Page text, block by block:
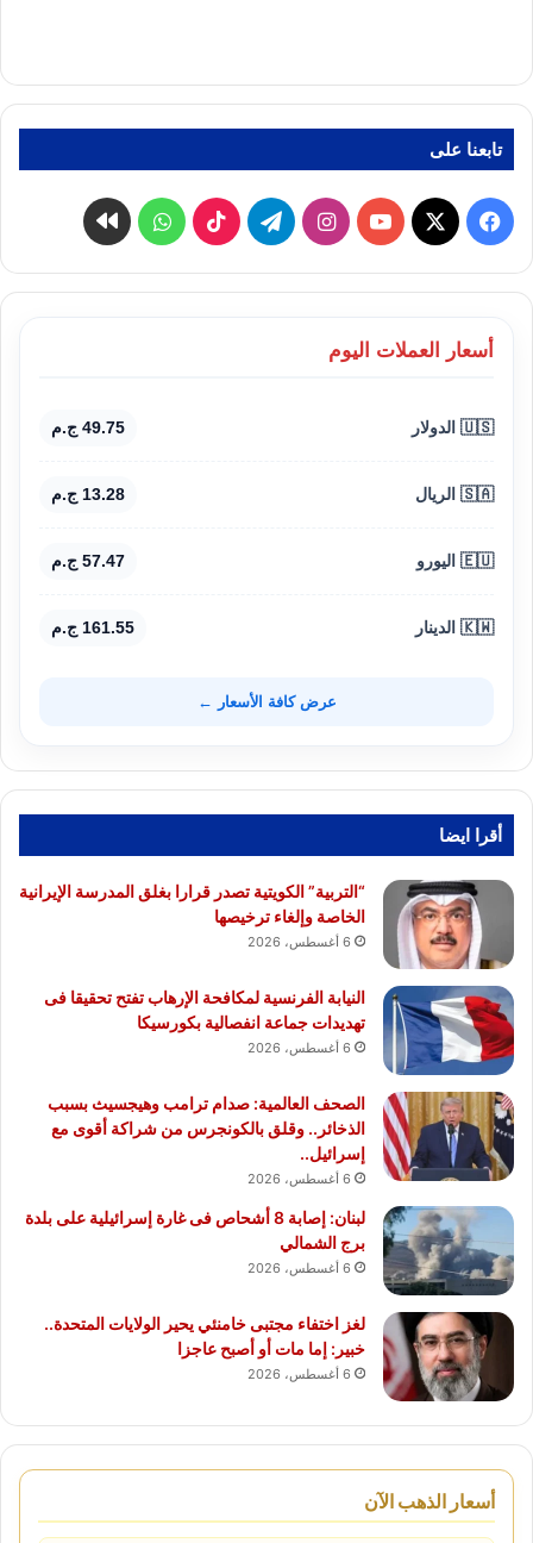
تابعنا على
فيسبوك
‫X
‫YouTubeانستقرامتيلقرام ‫TikTokواتسابكواى
أسعار العملات اليوم
🇺🇸 الدولار 49.75 ج.م
🇸🇦 الريال 13.28 ج.م
🇪🇺 اليورو 57.47 ج.م
🇰🇼 الدينار 161.55 ج.م
عرض كافة الأسعار ←
أقرا ايضا
“التربية” الكويتية تصدر قرارا بغلق المدرسة الإيرانية
الخاصة وإلغاء ترخيصها
6 أغسطس، 2026
النيابة الفرنسية لمكافحة الإرهاب تفتح تحقيقا فى
تهديدات جماعة انفصالية بكورسيكا
6 أغسطس، 2026
الصحف العالمية: صدام ترامب وهيجسيث بسبب
الذخائر.. وقلق بالكونجرس من شراكة أقوى مع
إسرائيل..
6 أغسطس، 2026
لبنان: إصابة 8 أشحاص فى غارة إسرائيلية على بلدة
برج الشمالي
6 أغسطس، 2026
لغز اختفاء مجتبى خامنئي يحير الولايات المتحدة..
خبير: إما مات أو أصبح عاجزا
6 أغسطس، 2026
أسعار الذهب الآن